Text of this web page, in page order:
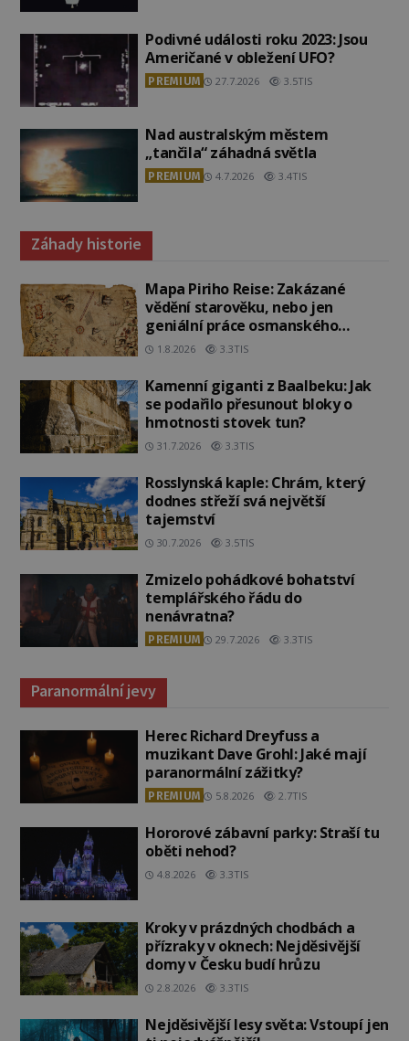
Podivné události roku 2023: Jsou
Američané v obležení UFO?
PREMIUM 27.7.2026 3.5TIS
Nad australským městem
„tančila“ záhadná světla
PREMIUM 4.7.2026 3.4TIS
Záhady historie
Mapa Piriho Reise: Zakázané
vědění starověku, nebo jen
geniální práce osmanského
admirála?
1.8.2026 3.3TIS
Kamenní giganti z Baalbeku: Jak
se podařilo přesunout bloky o
hmotnosti stovek tun?
31.7.2026 3.3TIS
Rosslynská kaple: Chrám, který
dodnes střeží svá největší
tajemství
30.7.2026 3.5TIS
Zmizelo pohádkové bohatství
templářského řádu do
nenávratna?
PREMIUM 29.7.2026 3.3TIS
Paranormální jevy
Herec Richard Dreyfuss a
muzikant Dave Grohl: Jaké mají
paranormální zážitky?
PREMIUM 5.8.2026 2.7TIS
Hororové zábavní parky: Straší tu
oběti nehod?
4.8.2026 3.3TIS
Kroky v prázdných chodbách a
přízraky v oknech: Nejděsivější
domy v Česku budí hrůzu
2.8.2026 3.3TIS
Nejděsivější lesy světa: Vstoupí jen